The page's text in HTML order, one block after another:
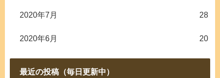
2020年7月 28
2020年6月 20
最近の投稿（毎日更新中）